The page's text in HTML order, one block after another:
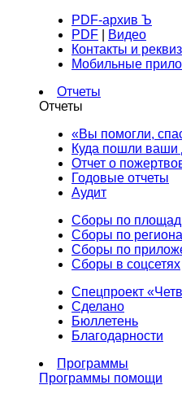
PDF-архив Ъ
PDF
Видео
Контакты и
Мобильные
Отчеты
Отчеты
«Вы помогли,
Куда пошли ваши
Отчет о
Годовые отчеты
Аудит
Сборы по
Сборы по
Сборы по
Сборы в соцсетях
Спецпроект
Сделано
Бюллетень
Благодарности
Программы
Программы помощи